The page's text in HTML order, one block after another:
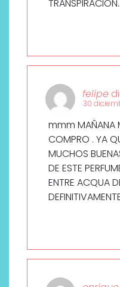
felipe
30
mmm MAÑANA
COMPRO . YA
MUCHOS
DE ESTE
ENTRE ACQUA